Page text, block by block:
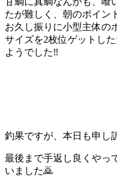
たが難しく、朝のポイン
お久し振りに小型主体の
サイズを2枚位ゲットし
ようでした‼️
釣果ですが、本日も申し
最後まで手返し良くやっ
いました🙇